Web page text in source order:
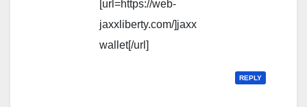
[url=https://web-
jaxxliberty.com/]jaxx
wallet[/url]
REPLY